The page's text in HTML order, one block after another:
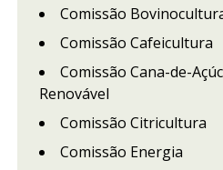
Comissão
Comissão Cafeicultura
Comissão Cana-de-
Renovável
Comissão Citricultura
Comissão Energia